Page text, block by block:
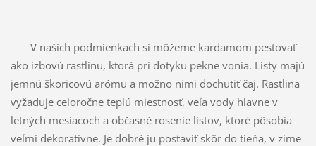
V našich podmienkach si môžeme kardamom pestovať
ako izbovú rastlinu, ktorá pri dotyku pekne vonia. Listy majú
jemnú škoricovú arómu a možno nimi dochutiť čaj. Rastlina
vyžaduje celoročne teplú miestnosť, veľa vody hlavne v
letných mesiacoch a občasné rosenie listov, ktoré pôsobia
veľmi dekoratívne. Je dobré ju postaviť skôr do tieňa, v zime